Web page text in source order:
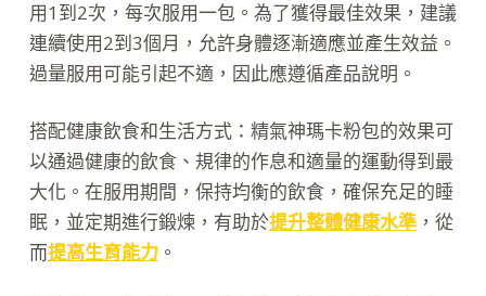
用1到2次，每次服用一包。為了獲得最佳效果，建議
連續使用2到3個月，允許身體逐漸適應並產生效益。
過量服用可能引起不適，因此應遵循產品說明。
搭配健康飲食和生活方式：精氣神瑪卡粉包的效果可
以通過健康的飲食、規律的作息和適量的運動得到最
大化。在服用期間，保持均衡的飲食，確保充足的睡
眠，並定期進行鍛煉，有助於提升整體健康水準，從
而提高生育能力 。